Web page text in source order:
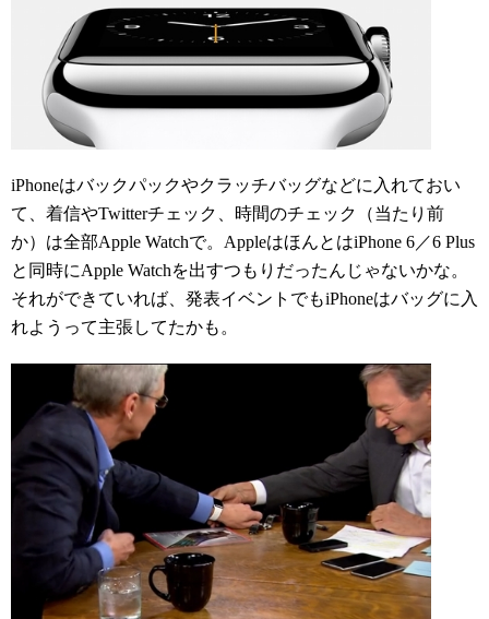
iPhoneはバックパックやクラッチバッグなどに入れておい
て、着信やTwitterチェック、時間のチェック（当たり前
か）は全部Apple Watchで。AppleはほんとはiPhone 6／6 Plus
と同時にApple Watchを出すつもりだったんじゃないかな。
それができていれば、発表イベントでもiPhoneはバッグに入
れようって主張してたかも。